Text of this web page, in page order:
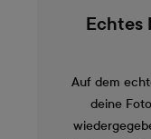
Echtes
Auf dem
deine